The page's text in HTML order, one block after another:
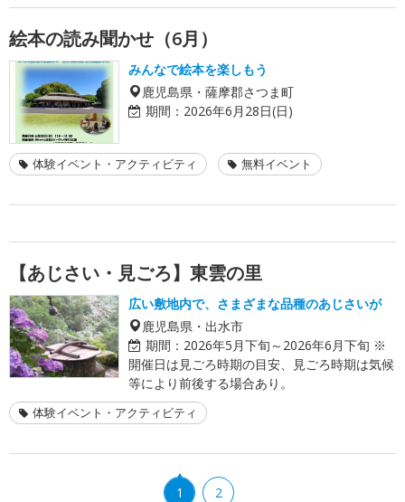
絵本の読み聞かせ（6月）
みんなで絵本を楽しもう
鹿児島県・薩摩郡さつま町
期間： 2026年6月28日(日)
体験イベント・アクティビティ 無料イベント
【あじさい・見ごろ】東雲の里
広い敷地内で、さまざまな品種のあじさいが
鹿児島県・出水市
期間： 2026年5月下旬～2026年6月下旬 ※
開催日は見ごろ時期の目安、見ごろ時期は気候
等により前後する場合あり。
体験イベント・アクティビティ
1 2